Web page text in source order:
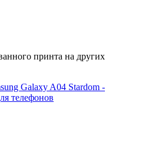
принта на других